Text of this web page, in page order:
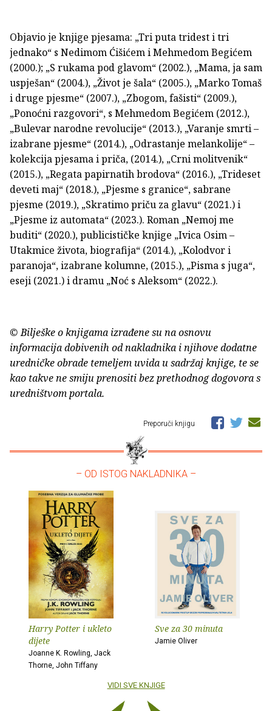
Objavio je knjige pjesama: „Tri puta tridest i tri
jednako“ s Nedimom Ćišićem i Mehmedom Begićem
(2000.); „S rukama pod glavom“ (2002.), „Mama, ja sam
uspješan“ (2004.), „Život je šala“ (2005.), „Marko Tomaš
i druge pjesme“ (2007.), „Zbogom, fašisti“ (2009.),
„Ponoćni razgovori“, s Mehmedom Begićem (2012.),
„Bulevar narodne revolucije“ (2013.), „Varanje smrti –
izabrane pjesme“ (2014.), „Odrastanje melankolije“ –
kolekcija pjesama i priča, (2014.), „Crni molitvenik“
(2015.), „Regata papirnatih brodova“ (2016.), „Trideset
deveti maj“ (2018.), „Pjesme s granice“, sabrane
pjesme (2019.), „Skratimo priču za glavu“ (2021.) i
„Pjesme iz automata“ (2023.). Roman „Nemoj me
buditi“ (2020.), publicističke knjige „Ivica Osim –
Utakmice života, biografija“ (2014.), „Kolodvor i
paranoja“, izabrane kolumne, (2015.), „Pisma s juga“,
eseji (2021.) i dramu „Noć s Aleksom“ (2022.).
© Bilješke o knjigama izrađene su na osnovu
informacija dobivenih od nakladnika i njihove dodatne
uredničke obrade temeljem uvida u sadržaj knjige, te se
kao takve ne smiju prenositi bez prethodnog dogovora s
uredništvom portala.
Preporuči knjigu
– OD ISTOG NAKLADNIKA –
Harry Potter i ukleto
dijete
Joanne K. Rowling, Jack
Thorne, John Tiffany
Sve za 30 minuta
Jamie Oliver
VIDI SVE KNJIGE